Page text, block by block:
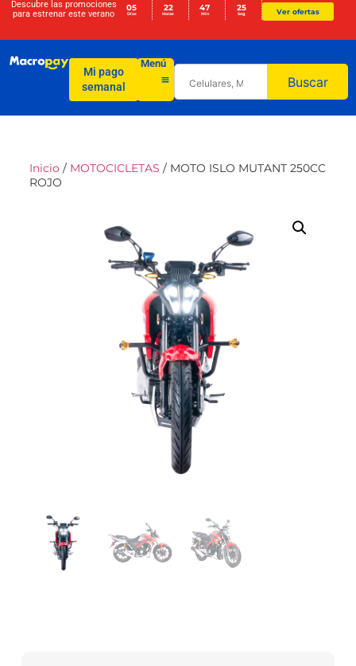
Descubre las promociones
para estrenar este verano
05
Días
22
Horas
47
Min
25
Seg Ver ofertas
Mi pago
semanal
Menú
Buscar
Inicio / MOTOCICLETAS / MOTO ISLO MUTANT 250CC
ROJO